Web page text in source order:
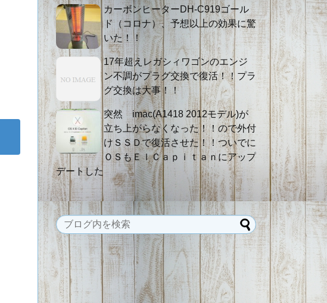
カーボンヒーターDH-C919ゴール
ド（コロナ）、予想以上の効果に驚
いた！！
17年超えレガシィワゴンのエンジ
ン不調がプラグ交換で復活！！プラ
グ交換は大事！！
突然 imac(A1418 2012モデル)が
立ち上がらなくなった！！ので外付
けＳＳＤで復活させた！！ついでに
ＯＳもＥｌＣａｐｉｔａｎにアップ
デートした